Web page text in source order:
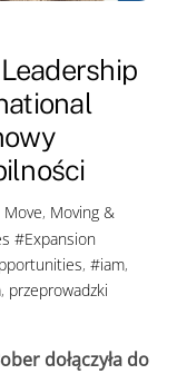
, Moving &
#Expansion
,#iam,
, przeprowadzki
dołączyła do